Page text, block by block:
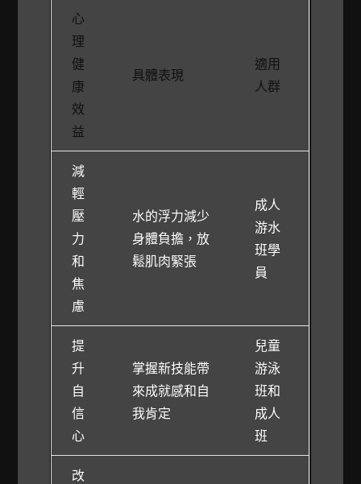
心
理
健
康
效
益
具體表現
適用
人群
減
輕
壓
力
和
焦
慮
水的浮力減少
身體負擔，放
鬆肌肉緊張
成人
游水
班學
員
提
升
自
信
心
掌握新技能帶
來成就感和自
我肯定
兒童
游泳
班和
成人
班
改